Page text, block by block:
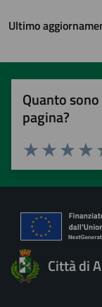
Ultimo
Quanto
pagina?
Valuta
Valuta 2
Valuta 1 stelle
Città di